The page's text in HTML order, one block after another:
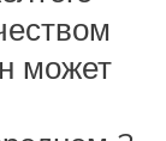
может